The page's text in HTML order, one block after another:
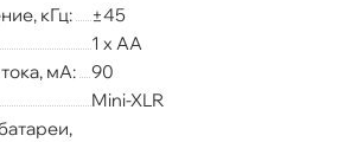
кГц:
±45
1 х АA
мA:
90
Mini-XLR